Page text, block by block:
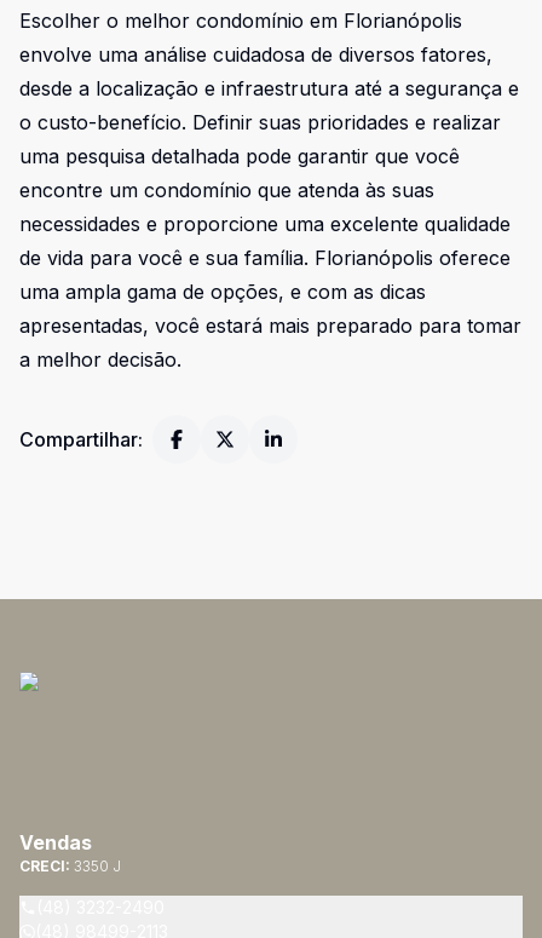
Escolher o melhor condomínio em Florianópolis
envolve uma análise cuidadosa de diversos fatores,
desde a localização e infraestrutura até a segurança e
o custo-benefício. Definir suas prioridades e realizar
uma pesquisa detalhada pode garantir que você
encontre um condomínio que atenda às suas
necessidades e proporcione uma excelente qualidade
de vida para você e sua família. Florianópolis oferece
uma ampla gama de opções, e com as dicas
apresentadas, você estará mais preparado para tomar
a melhor decisão.
Compartilhar:
Vendas
CRECI: 3350 J